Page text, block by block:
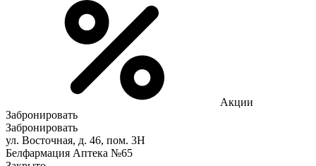
Акции
Забронировать
Забронировать
ул. Восточная, д. 46, пом. 3Н
Белфармация Аптека №65